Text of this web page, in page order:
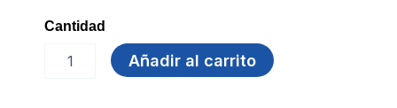
Cantidad
CONSUMO
Añadir al carrito